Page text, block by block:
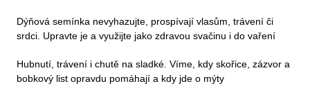
Dýňová semínka nevyhazujte, prospívají vlasům, trávení či
srdci. Upravte je a využijte jako zdravou svačinu i do vaření
Hubnutí, trávení i chutě na sladké. Víme, kdy skořice, zázvor a
bobkový list opravdu pomáhají a kdy jde o mýty